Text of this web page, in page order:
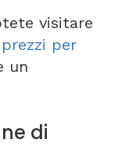
visitare
per
un
di